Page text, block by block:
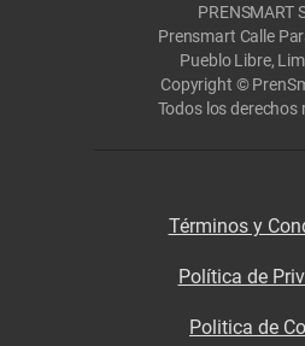
PRENSMART
Prensmart Calle
Pueblo Libre,
Copyright ©
Todos los derechos
Términos y
Política de
Politica de